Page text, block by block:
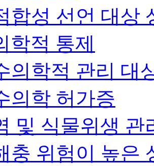
합성 선언 대상
학적 통제
의학적 관리 대
의학 허가증
및 식물위생 관
충 위험이 높은